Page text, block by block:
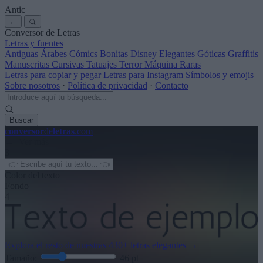
Antic
←
Conversor de Letras
Letras y fuentes
Antiguas Árabes Cómics Bonitas Disney Elegantes Góticas Graffitis
Manuscritas Cursivas Tatuajes Terror Máquina Raras
Letras para copiar y pegar Letras para Instagram Símbolos y emojis
Sobre nosotros · Política de privacidad · Contacto
Buscar
conversordeletras.com
Explora el resto de nuestras 430+ letras elegantes →